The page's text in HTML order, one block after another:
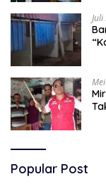
Popular Post